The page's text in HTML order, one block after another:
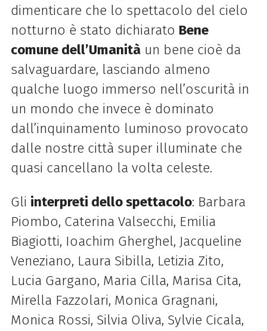
dimenticare che lo spettacolo del cielo
notturno è stato dichiarato Bene
comune dell’Umanitàun bene cioè da
salvaguardare, lasciando almeno
qualche luogo immerso nell’oscurità in
un mondo che invece è dominato
dall’inquinamento luminoso provocato
dalle nostre città super illuminate che
quasi cancellano la volta celeste.
Gli interpreti dello spettacolo: Barbara
Piombo, Caterina Valsecchi, Emilia
Biagiotti, Ioachim Gherghel, Jacqueline
Veneziano, Laura Sibilla, Letizia Zito,
Lucia Gargano, Maria Cilla, Marisa Cita,
Mirella Fazzolari, Monica Gragnani,
Monica Rossi, Silvia Oliva, Sylvie Cicala,